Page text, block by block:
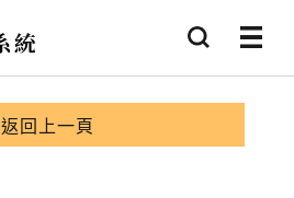
查詢
選項
返回上一頁